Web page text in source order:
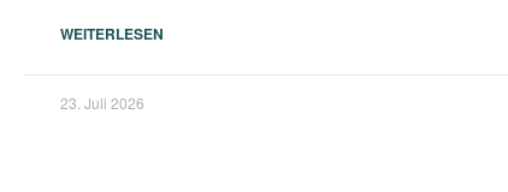
WEITERLESEN
23. Juli 2026